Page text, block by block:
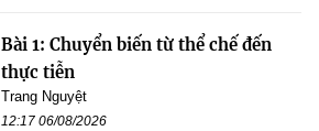
Bài 1: Chuyển biến từ thể chế đến
thực tiễn
Trang Nguyệt
12:17 06/08/2026